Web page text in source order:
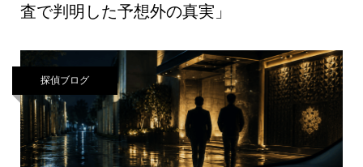
査で判明した予想外の真実」
探偵ブログ